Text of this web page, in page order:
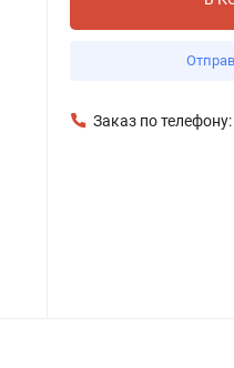
Заказ по телефону: